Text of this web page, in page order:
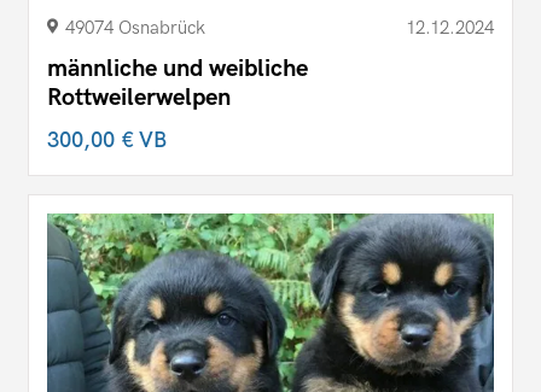
49074 Osnabrück 12.12.2024
männliche und weibliche
Rottweilerwelpen
300,00 €VB